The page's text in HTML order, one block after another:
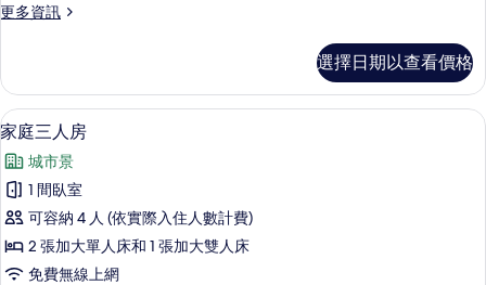
有
更多資訊
更
Room
的
詳
情
選擇日期以查看價格
顯
示
家
庭
三
人
家庭三人房 | 客房內保險箱、遮光布/
8
家庭三人房
城市景
1 間臥室
可容納 4 人 (依實際入住人數計費)
2 張加大單人床和 1 張加大雙人床
免費無線上網